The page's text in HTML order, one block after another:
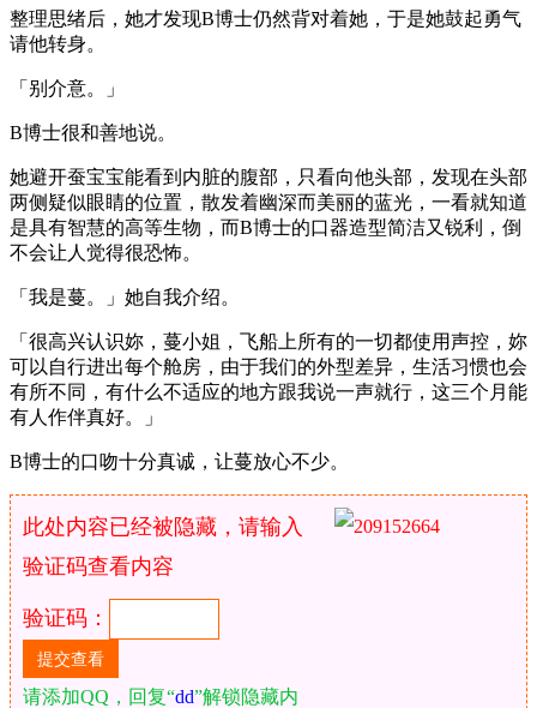
整理思绪后，她才发现B博士仍然背对着她，于是她鼓起勇气
请他转身。
「别介意。」
B博士很和善地说。
她避开蚕宝宝能看到内脏的腹部，只看向他头部，发现在头部
两侧疑似眼睛的位置，散发着幽深而美丽的蓝光，一看就知道
是具有智慧的高等生物，而B博士的口器造型简洁又锐利，倒
不会让人觉得很恐怖。
「我是蔓。」她自我介绍。
「很高兴认识妳，蔓小姐，飞船上所有的一切都使用声控，妳
可以自行进出每个舱房，由于我们的外型差异，生活习惯也会
有所不同，有什么不适应的地方跟我说一声就行，这三个月能
有人作伴真好。」
B博士的口吻十分真诚，让蔓放心不少。
此处内容已经被隐藏，请输入
验证码查看内容
验证码：
请添加QQ，回复“dd”解锁隐藏内